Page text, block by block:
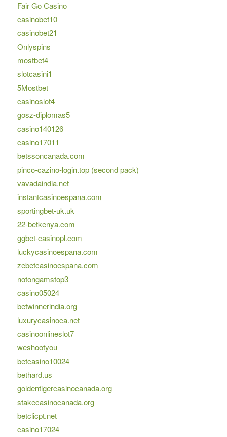
Fair Go Casino
casinobet10
casinobet21
Onlyspins
mostbet4
slotcasini1
5Mostbet
casinoslot4
gosz-diplomas5
casino140126
casino17011
betssoncanada.com
pinco-cazino-login.top (second pack)
vavadaindia.net
instantcasinoespana.com
sportingbet-uk.uk
22-betkenya.com
ggbet-casinopl.com
luckycasinoespana.com
zebetcasinoespana.com
notongamstop3
casino05024
betwinnerindia.org
luxurycasinoca.net
casinoonlineslot7
weshootyou
betcasino10024
bethard.us
goldentigercasinocanada.org
stakecasinocanada.org
betclicpt.net
casino17024